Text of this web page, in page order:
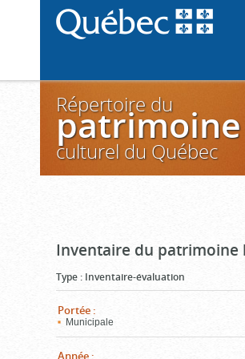
Répertoire du
patrimoine
culturel du Québec
Inventaire du patrimoine
Type : Inventaire-évaluation
Portée :
Municipale